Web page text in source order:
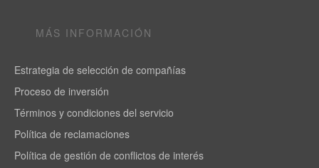
MÁS INFORMACIÓN
Estrategia de selección de compañías
Proceso de inversión
Términos y condiciones del servicio
Política de reclamaciones
Política de gestión de conflictos de interés